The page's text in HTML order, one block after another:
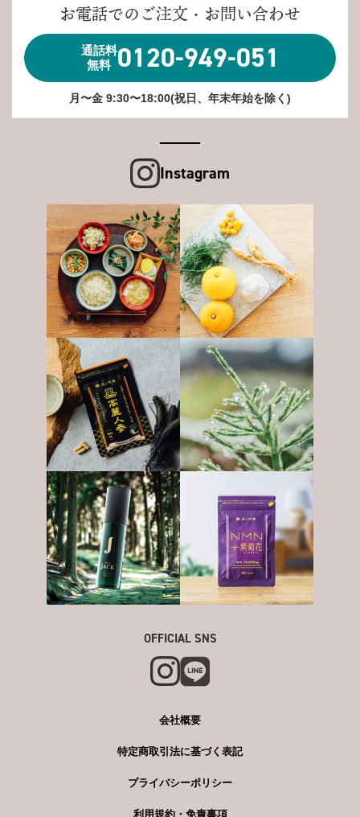
お電話でのご注文・お問い合わせ
通話料
無料 0120-949-051
月〜金 9:30〜18:00(祝日、年末年始を除く)
Instagram
OFFICIAL SNS
会社概要
特定商取引法に基づく表記
プライバシーポリシー
利用規約・免責事項